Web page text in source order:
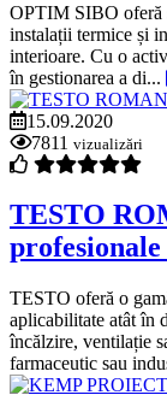
OPTIM SIBO oferă
instalații termice și
interioare. Cu o
în gestionarea a di...
15.09.2020
7811 vizualizări
TESTO
TESTO oferă o
aplicabilitate atât în
încălzire, ventilație
farmaceutic sau